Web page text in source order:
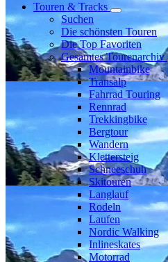
Touren & Tracks
Suchen
Die schönsten Touren
Die Top Favoriten
Gesamtes Tourenarchiv
Mountainbike
Transalp
Fahrrad Touring
Rennrad
Trekkingbike
Bergtour
Wandern
Klettersteig
Schneeschuh
Skitouren
Langlauf
Rodeln
Laufen
Nordic Walking
Inlineskates
Motorrad